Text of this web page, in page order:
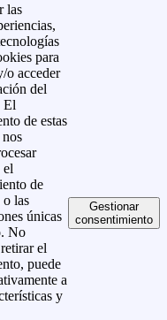
las
para
o acceder
del
El
de estas
el
de
o las
únicas
No
el
puede
a
y
Gestionar
consentimiento